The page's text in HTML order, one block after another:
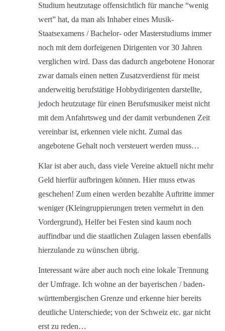
Studium heutzutage offensichtlich für manche “wenig
wert” hat, da man als Inhaber eines Musik-
Staatsexamens / Bachelor- oder Masterstudiums immer
noch mit dem dorfeigenen Dirigenten vor 30 Jahren
verglichen wird. Dass das dadurch angebotene Honorar
zwar damals einen netten Zusatzverdienst für meist
anderweitig berufstätige Hobbydirigenten darstellte,
jedoch heutzutage für einen Berufsmusiker meist nicht
mit dem Anfahrtsweg und der damit verbundenen Zeit
vereinbar ist, erkennen viele nicht. Zumal das
angebotene Gehalt noch versteuert werden muss…
Klar ist aber auch, dass viele Vereine aktuell nicht mehr
Geld hierfür aufbringen können. Hier muss etwas
geschehen! Zum einen werden bezahlte Auftritte immer
weniger (Kleingruppierungen treten vermehrt in den
Vordergrund), Helfer bei Festen sind kaum noch
auffindbar und die staatlichen Zulagen lassen ebenfalls
hierzulande zu wünschen übrig.
Interessant wäre aber auch noch eine lokale Trennung
der Umfrage. Ich wohne an der bayerischen / baden-
württembergischen Grenze und erkenne hier bereits
deutliche Unterschiede; von der Schweiz etc. gar nicht
erst zu reden…